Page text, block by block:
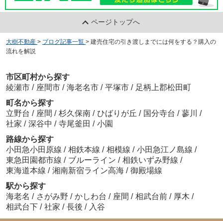
ページトップへ
大樹不動産 > ブログ記事一覧 > 建売住宅の引き渡しまでには何をする？購入の
流れを解説
市区町村から探す
綾瀬市 / 座間市 / 海老名市 / 平塚市 / 足柄上郡松田町
町名から探す
立野台 / 座間 / 杉久保南 / ひばりが丘 / 国分寺台 / 蓼川 /
社家 / 深谷中 / 寺尾釜田 / 小園
路線から探す
小田急小田原線 / 相鉄本線 / 相模線 / 小田急江ノ島線 /
東急田園都市線 / ブルーライン / 相鉄いずみ野線 /
東海道本線 / 湘南新宿ライン高海 / 御殿場線
駅から探す
海老名 / さがみ野 / かしわ台 / 座間 / 相武台前 / 厚木 /
相武台下 / 社家 / 長後 / 入谷